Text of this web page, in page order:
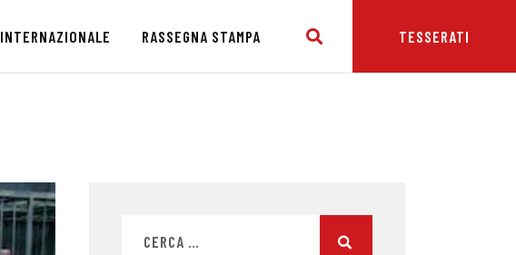
INTERNAZIONALE RASSEGNA STAMPA TESSERATI